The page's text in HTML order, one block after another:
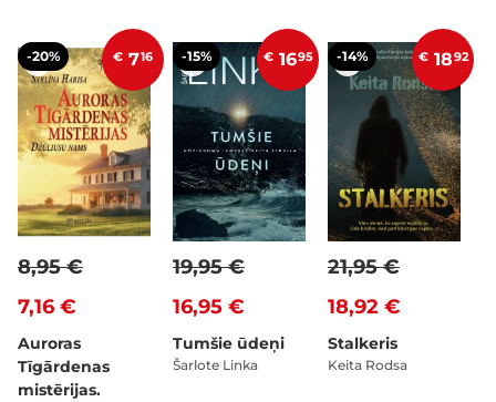
-20% € 716
7,16 €
8,95 €
Auroras
Tīgārdenas
mistērijas.
-15% € 1695
16,95 €
19,95 €
Tumšie ūdeņi
Šarlote Linka
-14% € 1892
18,92 €
21,95 €
Stalkeris
Keita Rodsa